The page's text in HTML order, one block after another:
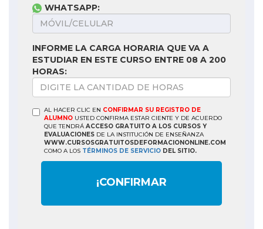
WHATSAPP:
INFORME LA CARGA HORARIA QUE VA A
ESTUDIAR EN ESTE CURSO ENTRE 08 A 200
HORAS:
AL HACER CLIC EN CONFIRMAR SU REGISTRO DE
ALUMNO USTED CONFIRMA ESTAR CIENTE Y DE ACUERDO
QUE TENDRÁ ACCESO GRATUITO A LOS CURSOS Y
EVALUACIONES DE LA INSTITUCIÓN DE ENSEÑANZA
WWW.CURSOSGRATUITOSDEFORMACIONONLINE.COM
COMO A LOS TÉRMINOS DE SERVICIO DEL SITIO.
¡CONFIRMAR